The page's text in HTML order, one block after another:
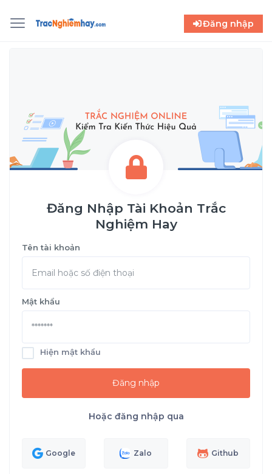
Đăng nhập
Đăng Nhập Tài Khoản Trắc
Nghiệm Hay
Tên tài khoản
Mật khẩu
Hiện mật khẩu
Đăng nhập
Hoặc đăng nhập qua
Google Zalo Github